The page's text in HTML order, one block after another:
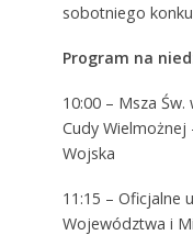
sobotniego
Program na
10:00 – Msza
Cudy Wielmożnej
Wojska
11:15 – Oficjalne
Województwa i